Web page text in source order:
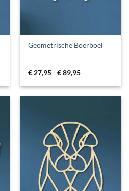
Geometrische Boerboel
€ 27,95-€89,95Prijsklasse:
tot